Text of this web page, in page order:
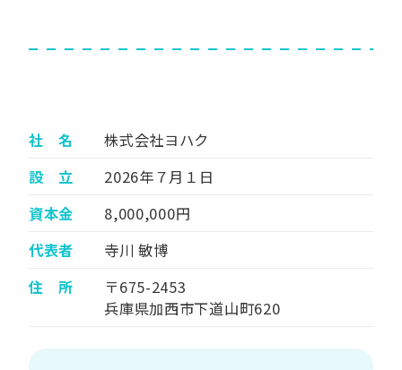
社 名
株式会社ヨハク
設 立
2026年７月１日
資本金
8,000,000円
代表者
寺川 敏博
住 所
〒675-2453
兵庫県加西市下道山町620